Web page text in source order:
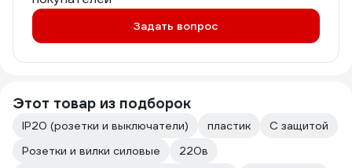
Задать вопрос
Этот товар из подборок
IP20 (розетки и выключатели) пластик
С защитой
Розетки и вилки силовые
220в